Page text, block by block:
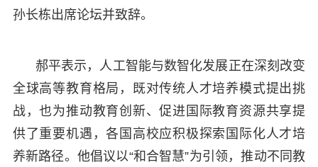
孙长栋出席论坛并致辞。
郝平表示，人工智能与数智化发展正在深刻改变
全球高等教育格局，既对传统人才培养模式提出挑
战，也为推动教育创新、促进国际教育资源共享提
供了重要机遇，各国高校应积极探索国际化人才培
养新路径。他倡议以“和合智慧”为引领，推动不同教